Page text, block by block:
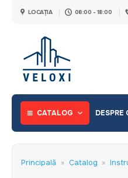
LOCAȚIA 08:00 - 18:00
CATALOG DESPRE
Principală » Catalog »